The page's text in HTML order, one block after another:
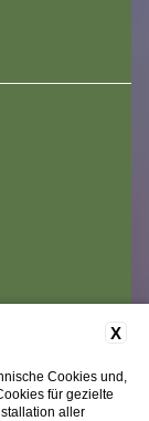
X
Cookies und,
für gezielte
aller